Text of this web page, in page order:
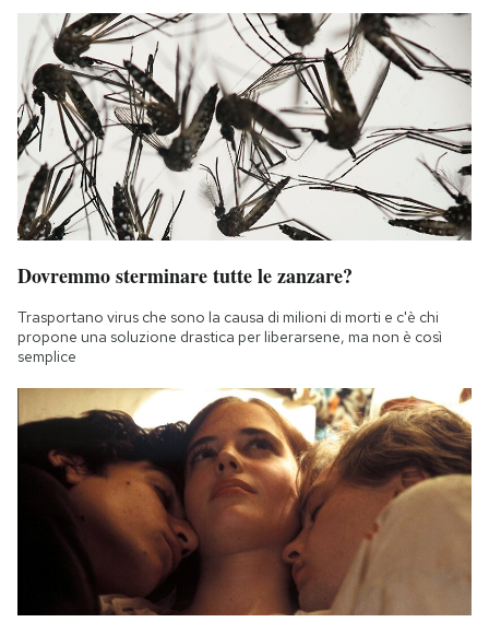
Esci
Dovremmo sterminare tutte le zanzare?
Trasportano virus che sono la causa di milioni di morti e c'è chi
propone una soluzione drastica per liberarsene, ma non è così
semplice